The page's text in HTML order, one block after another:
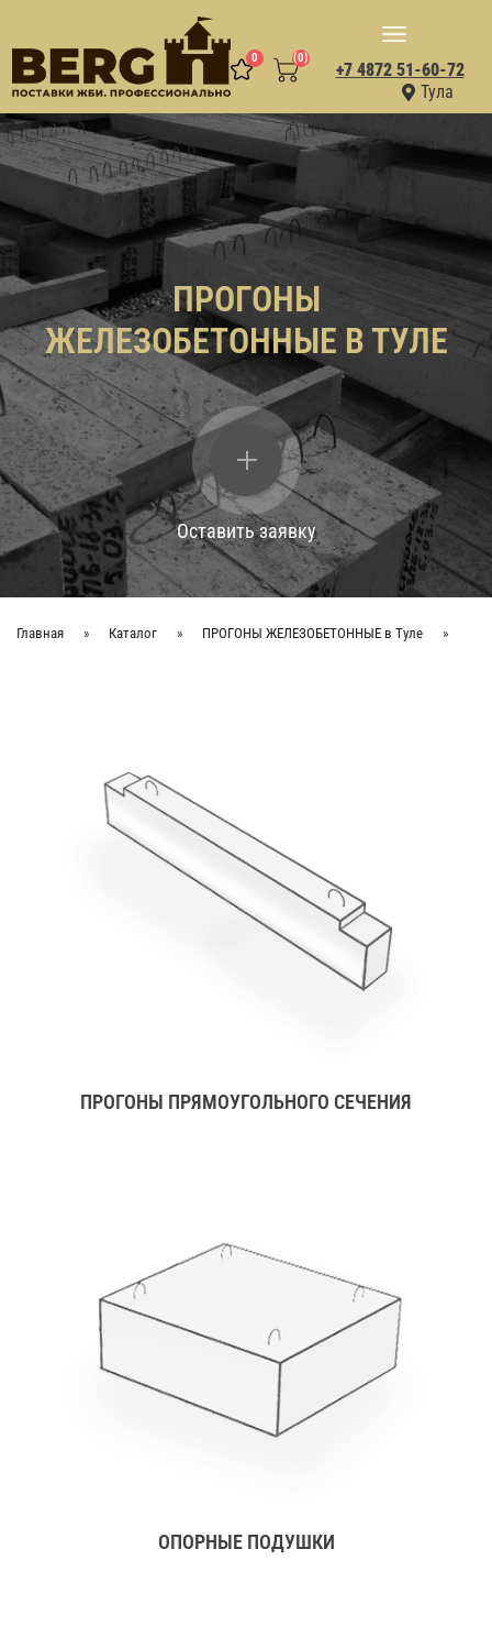
Тула
0 (0)
+7 4872 51-60-72
ПРОГОНЫ
ЖЕЛЕЗОБЕТОННЫЕ В ТУЛЕ
Оставить заявку
Главная » Каталог » ПРОГОНЫ ЖЕЛЕЗОБЕТОННЫЕ в Туле »
ПРОГОНЫ ПРЯМОУГОЛЬНОГО СЕЧЕНИЯ
ОПОРНЫЕ ПОДУШКИ